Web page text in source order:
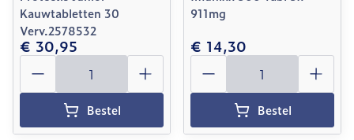
Kauwtabletten 30
Verv.2578532
€ 30,95
Aantal
Bestel
911mg
€ 14,30
Aantal
Bestel